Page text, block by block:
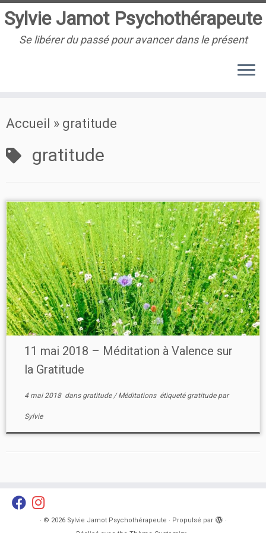
au
contenu
Sylvie Jamot Psychothérapeute
Se libérer du passé pour avancer dans le présent
Accueil » gratitude
gratitude
11 mai 2018 – Méditation à Valence sur
la Gratitude
4 mai 2018dans gratitude/Méditations étiqueté gratitude par
Sylvie
· © 2026 Sylvie Jamot Psychothérapeute · Propulsé par
·